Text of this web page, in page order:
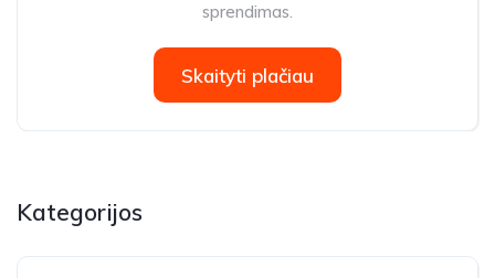
sprendimas.
Skaityti plačiau
Kategorijos